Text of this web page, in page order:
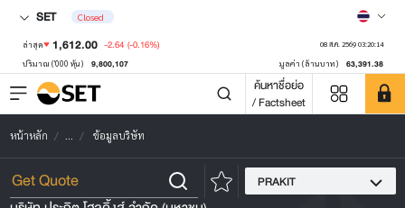
SET Closed
ล่าสุด 1,612.00 -2.64 (-0.16%) 08 ส.ค. 2569 03:20:14
ปริมาณ ('000 หุ้น) 9,800,107 มูลค่า (ล้านบาท) 63,391.38
ค้นหาชื่อย่อ
/ Factsheet
หน้าหลัก ... ข้อมูลบริษัท
PRAKIT